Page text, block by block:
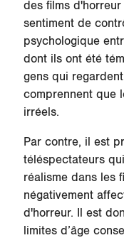
des films
sentiment de
psychologique
dont ils ont été
gens qui
comprennent que
irréels.
Par contre, il est
téléspectateurs
réalisme dans les
négativement
d'horreur. Il est
limites d’âge